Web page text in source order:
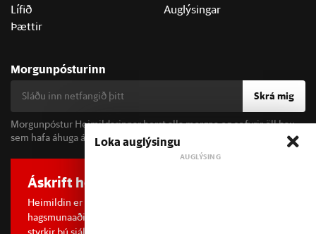
Lífið
Þættir
Auglýsingar
Morgunpósturinn
Skrá mig
Morgunpóstur Heimildarinnar berst alla morgna og er fyrir öll þau
sem hafa áhuga á fréttum og þjóðfélagsumræðu.
Áskrift hefur áhrif
Heimildin er í dreifðu eignarhaldi og óháð
hagsmunaaðilum. Með því að kaupa áskrift að Heimildinni
Loka auglýsingu